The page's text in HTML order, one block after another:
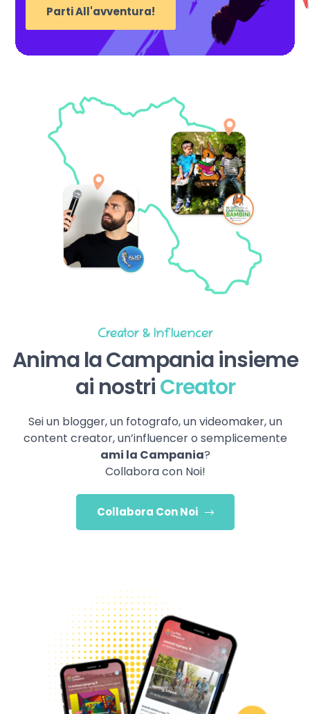
Parti All'avventura!
Creator & Influencer
Anima la Campania insieme
ai nostriCreator
Sei un blogger, un fotografo, un videomaker, un
content creator, un’influencer o semplicemente
ami la Campania?
Collabora con Noi!
Collabora Con Noi